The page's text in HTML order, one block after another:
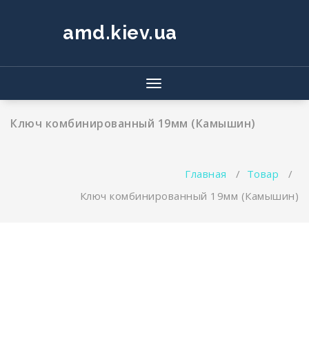
содержимомуamd.kiev.ua
Показать/
Скрыть
Ключ комбинированный 19мм (Камышин)
Главная / Товар /
Ключ комбинированный 19мм (Камышин)